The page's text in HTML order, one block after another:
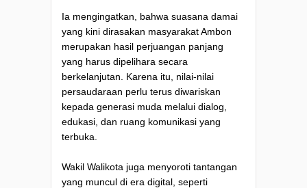
Ia mengingatkan, bahwa suasana damai
yang kini dirasakan masyarakat Ambon
merupakan hasil perjuangan panjang
yang harus dipelihara secara
berkelanjutan. Karena itu, nilai-nilai
persaudaraan perlu terus diwariskan
kepada generasi muda melalui dialog,
edukasi, dan ruang komunikasi yang
terbuka.
Wakil Walikota juga menyoroti tantangan
yang muncul di era digital, seperti